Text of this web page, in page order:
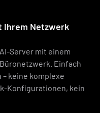
Ihrem Netzwerk
Server mit einem
Einfach
keine komplexe
Konfigurationen, kein